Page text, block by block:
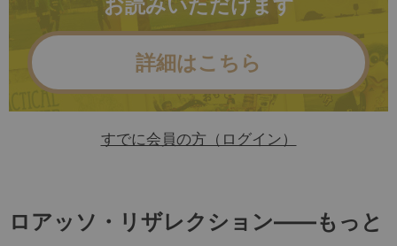
お読みいただけます
詳細はこちら
すでに会員の方（ログイン）
ロアッソ・リザレクション――もっと